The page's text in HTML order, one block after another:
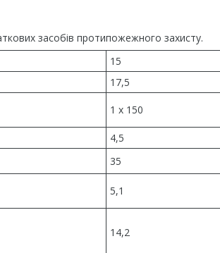
засобів протипожежного захисту.
15
17,5
1 x 150
4,5
35
5,1
14,2